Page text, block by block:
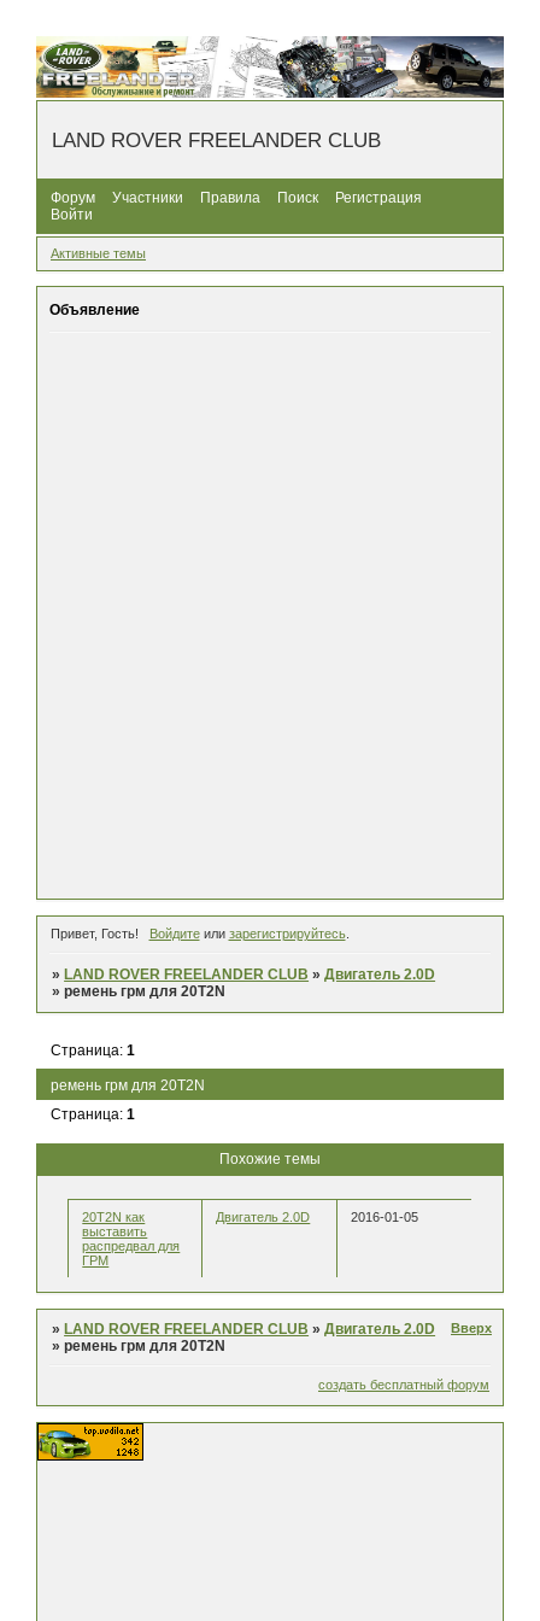
LAND ROVER FREELANDER CLUB
Форум Участники Правила Поиск
Регистрация
Войти
Активные темы
Объявление
Привет, Гость! Войдитеили зарегистрируйтесь.
» LAND ROVER FREELANDER CLUB »Двигатель 2.0D
»ремень грм для 20T2N
ремень грм для 20T2N
Страница:1
Страница:1
Похожие темы
20T2N как
выставить
распредвал для
ГРМ
Двигатель 2.0D 2016-01-05
» LAND ROVER FREELANDER CLUB »Двигатель 2.0D
»ремень грм для 20T2N
Вверх
создать бесплатный форум